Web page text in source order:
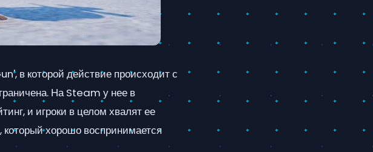
в которой действие происходит с
На Steam у нее в
и игроки в целом хвалят ее
хорошо воспринимается